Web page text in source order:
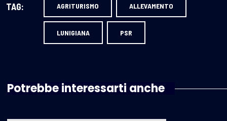
TAG: AGRITURISMO ALLEVAMENTO
LUNIGIANA PSR
Potrebbe interessarti anche